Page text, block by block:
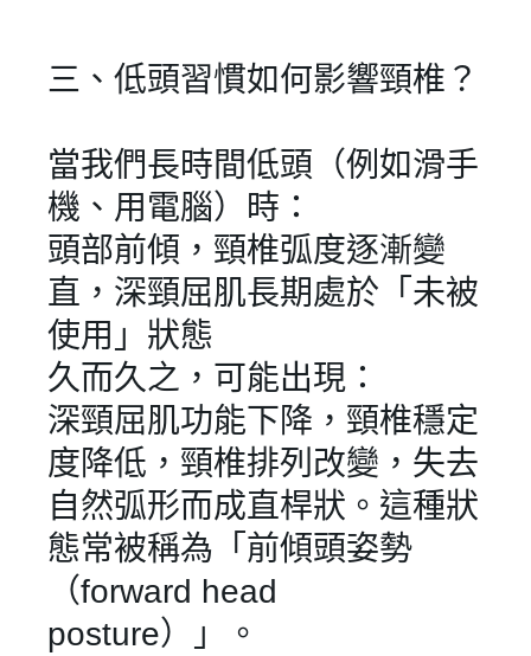
會員登入
三、低頭習慣如何影響頸椎？
當我們長時間低頭（例如滑手
機、用電腦）時：
頭部前傾，頸椎弧度逐漸變
直，深頸屈肌長期處於「未被
使用」狀態
久而久之，可能出現：
深頸屈肌功能下降，頸椎穩定
度降低，頸椎排列改變，失去
自然弧形而成直桿狀。這種狀
態常被稱為「前傾頭姿勢
（forward head
posture）」。